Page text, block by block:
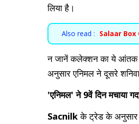
लिया है।
Also read : Salaar Box
न जानें कलेक्शन का ये आंतक
अनुसार एनिमल ने दूसरे
'एनिमल' ने 9वें दिन
Sacnilkके ट्रेड के अनुसार